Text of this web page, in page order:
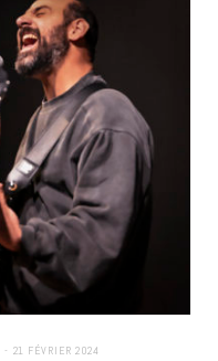
21 FÉVRIER 2024